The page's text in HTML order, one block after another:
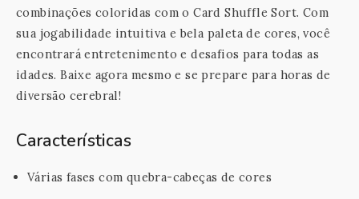
combinações coloridas com o Card Shuffle Sort. Com
sua jogabilidade intuitiva e bela paleta de cores, você
encontrará entretenimento e desafios para todas as
idades. Baixe agora mesmo e se prepare para horas de
diversão cerebral!
Características
Várias fases com quebra-cabeças de cores